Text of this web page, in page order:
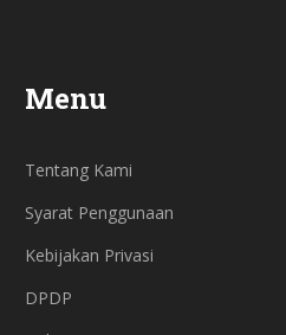
Menu
Tentang Kami
Syarat Penggunaan
Kebijakan Privasi
DPDP